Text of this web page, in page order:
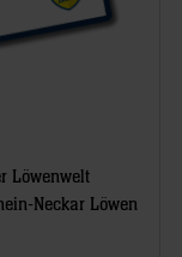
Löwenwelt
Neckar Löwen